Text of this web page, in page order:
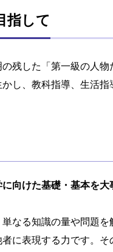
指して
残した「第一級の人物
し、教科指導、生活
向けた基礎・基本を大
なる知識の量や問題
に表現する力です。